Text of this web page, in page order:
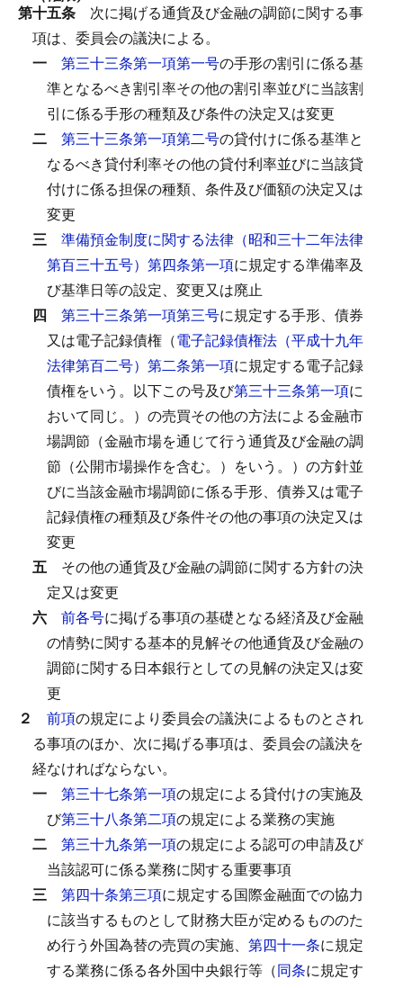
第十五条 次に掲げる通貨及び金融の調節に関する事
項は、委員会の議決による。
一 第三十三条第一項第一号の手形の割引に係る基
準となるべき割引率その他の割引率並びに当該割
引に係る手形の種類及び条件の決定又は変更
二 第三十三条第一項第二号の貸付けに係る基準と
なるべき貸付利率その他の貸付利率並びに当該貸
付けに係る担保の種類、条件及び価額の決定又は
変更
三 準備預金制度に関する法律（昭和三十二年法律
第百三十五号）第四条第一項に規定する準備率及
び基準日等の設定、変更又は廃止
四 第三十三条第一項第三号に規定する手形、債券
又は電子記録債権（電子記録債権法（平成十九年
法律第百二号）第二条第一項に規定する電子記録
債権をいう。以下この号及び第三十三条第一項に
おいて同じ。）の売買その他の方法による金融市
場調節（金融市場を通じて行う通貨及び金融の調
節（公開市場操作を含む。）をいう。）の方針並
びに当該金融市場調節に係る手形、債券又は電子
記録債権の種類及び条件その他の事項の決定又は
変更
五 その他の通貨及び金融の調節に関する方針の決
定又は変更
六 前各号に掲げる事項の基礎となる経済及び金融
の情勢に関する基本的見解その他通貨及び金融の
調節に関する日本銀行としての見解の決定又は変
更
２ 前項の規定により委員会の議決によるものとされ
る事項のほか、次に掲げる事項は、委員会の議決を
経なければならない。
一 第三十七条第一項の規定による貸付けの実施及
び第三十八条第二項の規定による業務の実施
二 第三十九条第一項の規定による認可の申請及び
当該認可に係る業務に関する重要事項
三 第四十条第三項に規定する国際金融面での協力
に該当するものとして財務大臣が定めるもののた
め行う外国為替の売買の実施、 第四十一条に規定
する業務に係る各外国中央銀行等（同条に規定す